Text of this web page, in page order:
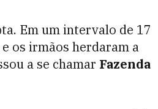
Em um intervalo de 17
os irmãos herdaram a
a se chamar Fazenda